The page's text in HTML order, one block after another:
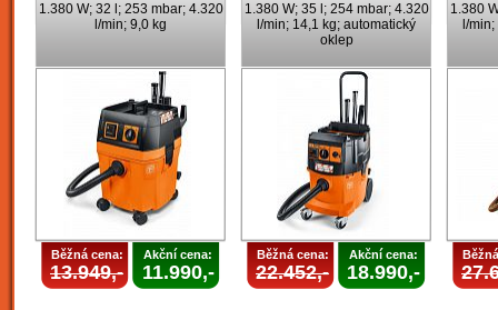
1.380 W; 32 l; 253 mbar; 4.320
l/min; 9,0 kg
Běžná cena:
13.949,-
Akční cena:
11.990,-
1.380 W; 35 l; 254 mbar; 4.320
l/min; 14,1 kg; automatický
oklep
Běžná cena:
22.452,-
Akční cena:
18.990,-
1.380
l/